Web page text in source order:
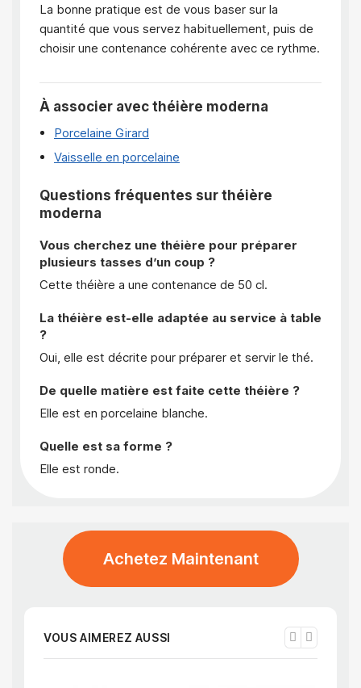
La bonne pratique est de vous baser sur la
quantité que vous servez habituellement, puis de
choisir une contenance cohérente avec ce rythme.
À associer avec théière moderna
Porcelaine Girard
Vaisselle en porcelaine
Questions fréquentes sur théière
moderna
Vous cherchez une théière pour préparer
plusieurs tasses d’un coup ?
Cette théière a une contenance de 50 cl.
La théière est-elle adaptée au service à table
?
Oui, elle est décrite pour préparer et servir le thé.
De quelle matière est faite cette théière ?
Elle est en porcelaine blanche.
Quelle est sa forme ?
Elle est ronde.
Achetez Maintenant
VOUS AIMEREZ AUSSI